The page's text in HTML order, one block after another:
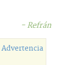
- Refrán
Advertencia